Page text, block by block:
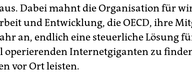
Dabei mahnt die Organisation für
und Entwicklung, die OECD, ihre
an, endlich eine steuerliche Lösung
Internetgiganten zu
vor Ort leisten.